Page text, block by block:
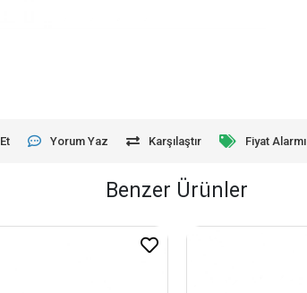
Yorum Yaz Karşılaştır Fiyat Alarmı
Benzer Ürünler